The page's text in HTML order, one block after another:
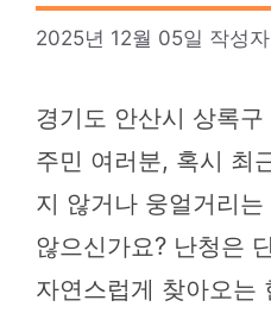
2025년 12월 05일 작성
경기도 안산시 상록
주민 여러분, 혹시 최
지 않거나 웅얼거리
않으신가요? 난청은
자연스럽게 찾아오는